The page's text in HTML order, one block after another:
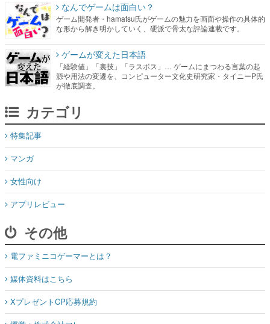
なんでゲームは面白い？
ゲーム開発者・hamatsu氏がゲームの魅力を画面や操作の具体的
な形から解き明かしていく、硬派で骨太な評論連載です。
ゲームが変えた日本語
「経験値」「裏技」「ラスボス」… ゲームにまつわる言葉の起
源や用法の変遷を、コンピューター文化史研究家・タイニーP氏
が徹底調査。
カテゴリ
特集記事
マンガ
女性向け
アプリレビュー
その他
電ファミニコゲーマーとは？
媒体資料はこちら
XプレゼントCP応募規約